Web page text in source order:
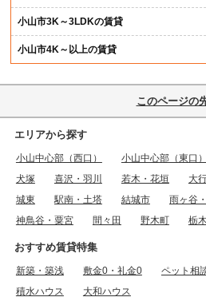
小山市3K～3LDKの賃貸
小山市4K～以上の賃貸
このページの
エリアから探す
小山中心部（西口） 小山中心部（東口）
犬塚
喜沢・羽川 若木・花垣 大
城東
駅南・土塔 結城市 雨ヶ谷
神鳥谷・粟宮
間々田 野木町 栃
おすすめ賃貸特集
新築・築浅 敷金0・礼金0 ペット相
積水ハウス
大和ハウス